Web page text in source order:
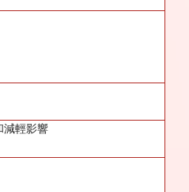
減輕影響